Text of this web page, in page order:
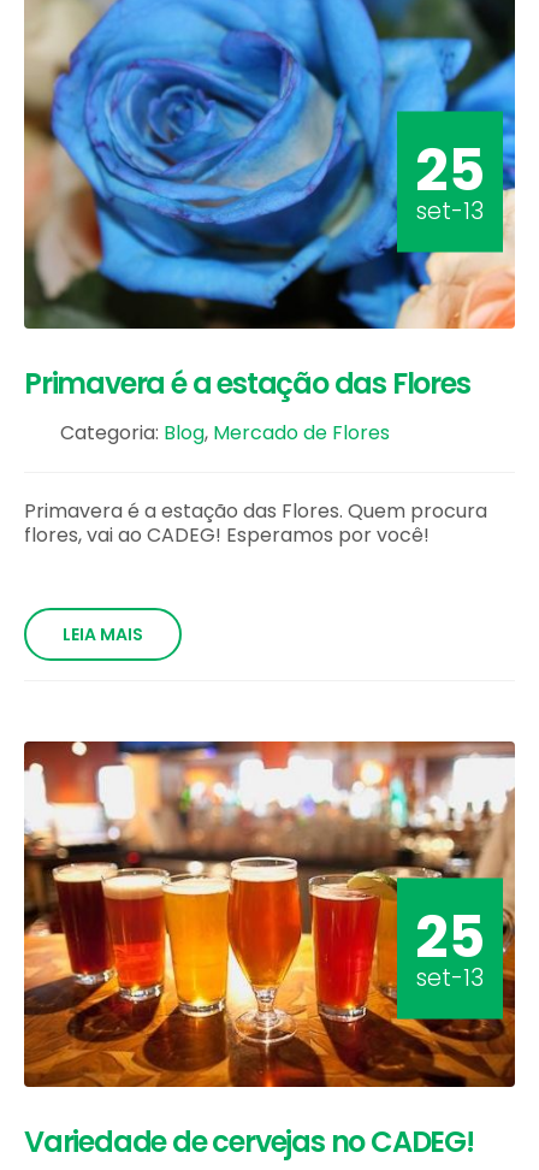
25
set-13
Primavera é a estação das Flores
Categoria: Blog, Mercado de Flores
Primavera é a estação das Flores. Quem procura
flores, vai ao CADEG! Esperamos por você!
LEIA MAIS
25
set-13
Variedade de cervejas no CADEG!